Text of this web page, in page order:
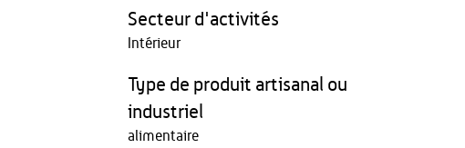
Secteur d'activités
Intérieur
Type de produit artisanal ou
industriel
alimentaire